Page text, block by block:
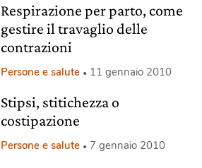
Respirazione per parto, come
gestire il travaglio delle
contrazioni
Persone e salute 11 gennaio 2010
Stipsi, stitichezza o
costipazione
Persone e salute 7 gennaio 2010